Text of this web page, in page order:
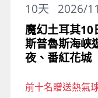
2026/
10天
魔幻土耳其10
斯普魯斯海峽
夜、番紅花城
前十名贈送熱氣